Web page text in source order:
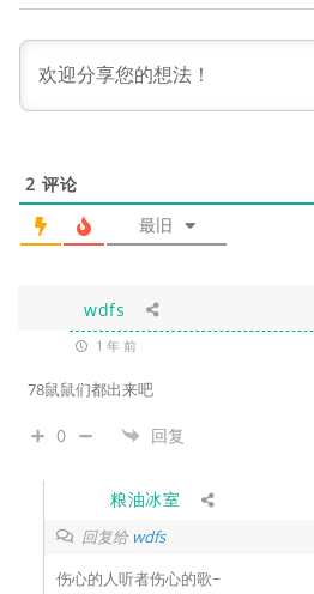
2 评论
最旧
wdfs
1 年 前
78鼠鼠们都出来吧
0 回复
粮油冰室
回复给 wdfs
伤心的人听者伤心的歌~